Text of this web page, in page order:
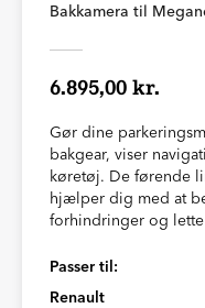
Bakkamera til
6.895,00 kr.
Gør dine
bakgear, viser
køretøj. De førende
hjælper dig med at
forhindringer og
Passer til:
Renault